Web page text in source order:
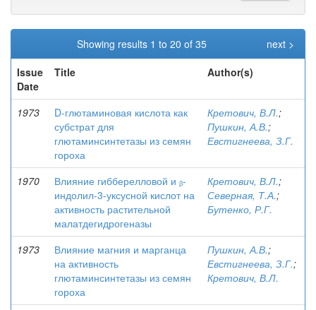
Showing results 1 to 20 of 35
next >
Issue
Date
Title Author(s)
1973
D-глютаминовая кислота как
субстрат для
глютаминсинтетазы из семян
гороха
Кретович, В.Л.;
Пушкин, А.В.;
Евстигнеева, З.Г.
1970
Влияние гибберелловой и ᵦ-
индолил-3-уксусной кислот на
активность растительной
малатдегидрогеназы
Кретович, В.Л.;
Северная, Т.А.;
Бутенко, Р.Г.
1973
Влияние магния и марганца
на активность
глютаминсинтетазы из семян
гороха
Пушкин, А.В.;
Евстигнеева, З.Г.;
Кретович, В.Л.